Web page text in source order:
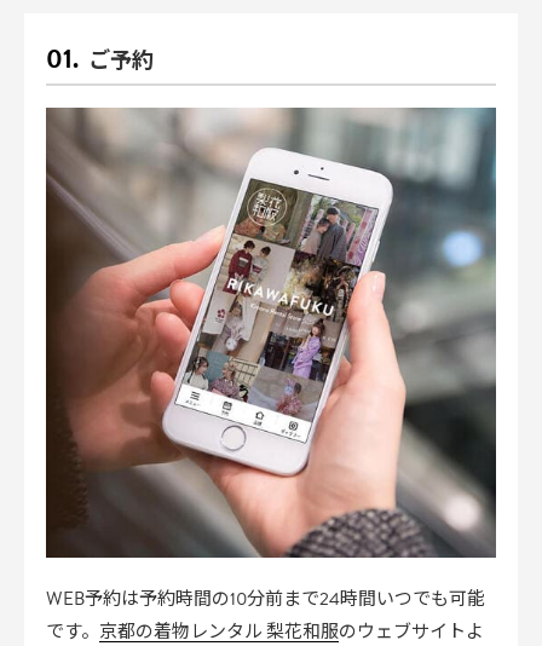
ご予約
WEB予約は予約時間の10分前まで24時間いつでも可能
です。 京都の着物レンタル 梨花和服のウェブサイトよ